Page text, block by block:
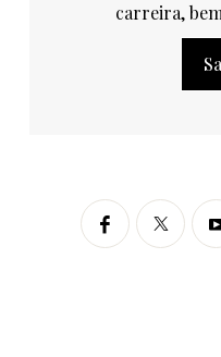
carreira,